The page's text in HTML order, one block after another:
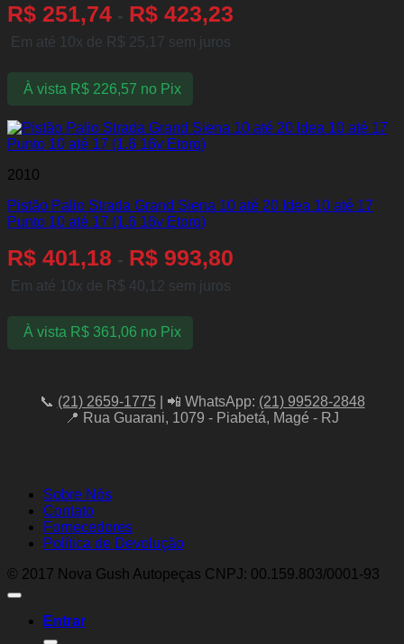
R$ 251,74 - R$ 423,23
Em até 10x de R$ 25,17 sem juros
À vista R$226,57 no Pix
2010
Pistão Palio Strada Grand Siena 10 até 20 Idea 10 até 17
Punto 10 até 17 (1.6 16v Etorq)
R$ 401,18 - R$ 993,80
Em até 10x de R$ 40,12 sem juros
À vista R$361,06 no Pix
📞 (21) 2659-1775| 📲 WhatsApp: (21) 99528-2848
📍 Rua Guarani, 1079 - Piabetá, Magé - RJ
Sobre Nós
Contato
Fornecedores
Política de Devolução
© 2017 Nova Gush Autopeças CNPJ: 00.159.803/0001-93
Entrar